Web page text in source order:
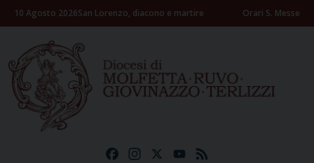
Skip10 Agosto 2026San Lorenzo, diacono e martire Orari S. Messe
FacebookInstagramYouTube